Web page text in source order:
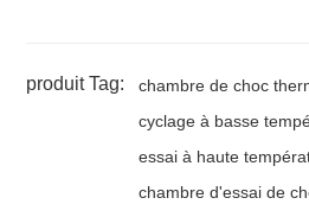
produit Tag:
chambre de choc
cyclage à basse
essai à haute
chambre d'essai de